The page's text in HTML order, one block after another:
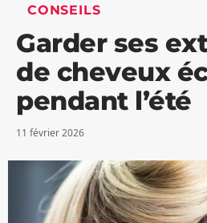
CONSEILS
Garder ses
de cheveux
pendant l’été
11 février 2026